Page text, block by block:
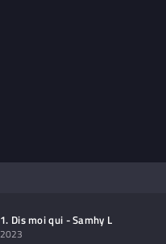
1. Dis moi qui - Samhy L
2023